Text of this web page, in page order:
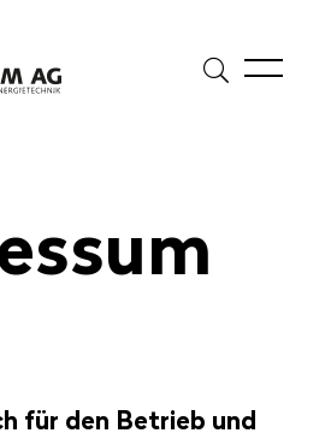
Suche
für den Be­trieb und